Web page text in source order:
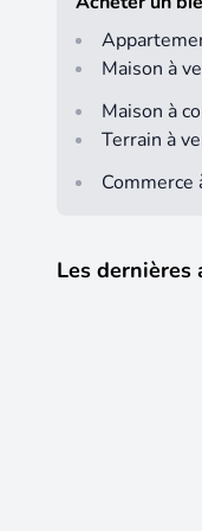
Maison à
Maison à
Terrain à
Commerce
Les